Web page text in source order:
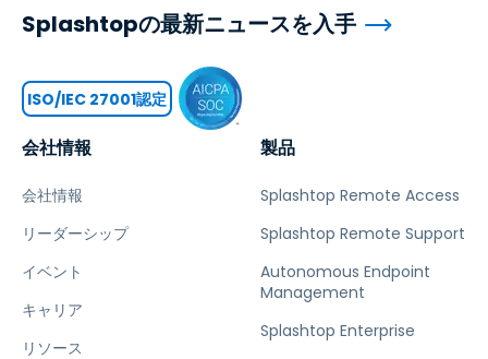
会社情報
会社情報
リーダーシップ
イベント
キャリア
リソース
製品
Splashtop Remote Access
Splashtop Remote Support
Autonomous Endpoint
Management
Splashtop Enterprise
Splashtopの最新ニュースを入手
ISO/IEC 27001認定